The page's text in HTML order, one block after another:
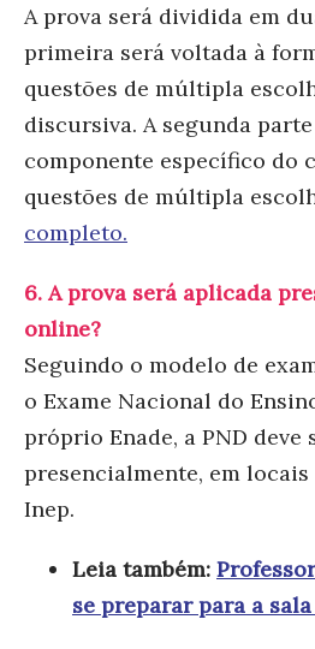
A prova será dividida em
primeira será voltada à
questões de múltipla
discursiva. A segunda
componente específico do
questões de múltipla
completo.
6. A prova será aplicada
online?
Seguindo o modelo de
o Exame Nacional do
próprio Enade, a PND deve
presencialmente, em
Inep.
Leia também:
se preparar para a